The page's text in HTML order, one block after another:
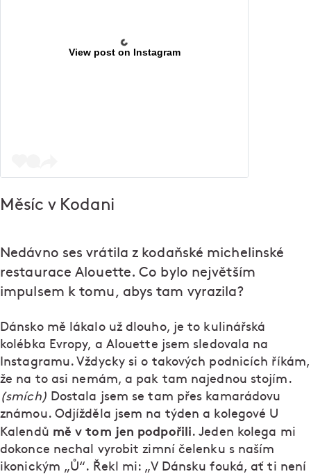
View post on Instagram
Měsíc v Kodani
Nedávno ses vrátila z kodaňské michelinské
restaurace Alouette. Co bylo největším
impulsem k tomu, abys tam vyrazila?
Dánsko mě lákalo už dlouho, je to kulinářská
kolébka Evropy, a Alouette jsem sledovala na
Instagramu. Vždycky si o takových podnicích říkám,
že na to asi nemám, a pak tam najednou stojím.
(smích) Dostala jsem se tam přes kamarádovu
známou. Odjížděla jsem na týden a kolegové U
Kalendů mě v tom jen podpořili. Jeden kolega mi
dokonce nechal vyrobit zimní čelenku s naším
ikonickým „Ů“. Řekl mi: „V Dánsku fouká, ať ti není